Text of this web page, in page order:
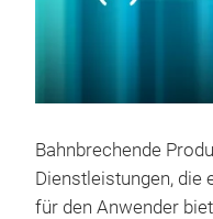
Bahnbrechende
Dienstleistungen, die
für den Anwender